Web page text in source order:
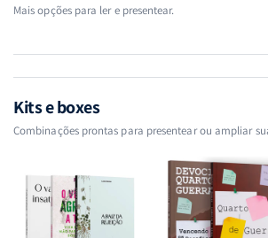
Mais opções para ler e presentear.
Kits e boxes
Combinações prontas para presentear ou ampliar